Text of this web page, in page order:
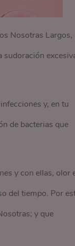
Nosotras Largos,
sudoración
y, en tu
de bacterias que
y con ellas, olor
del tiempo. Por
y que